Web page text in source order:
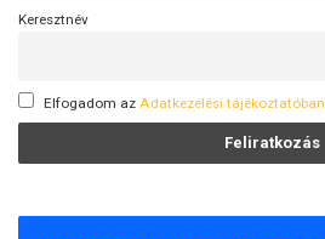
Keresztnév
Elfogadom az Adatkezelési tájékoztatóban